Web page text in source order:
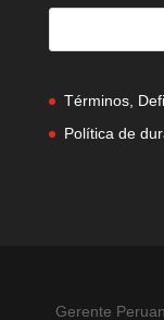
Términos,
Política de
Gerente